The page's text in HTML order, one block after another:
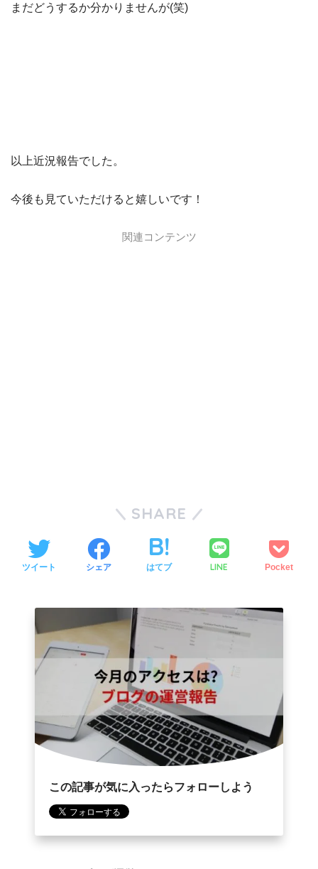
まだどうするか分かりませんが(笑)
以上近況報告でした。
今後も見ていただけると嬉しいです！
関連コンテンツ
SHARE
ツイート シェア はてブ LINE Pocket
この記事が気に入ったらフォローしよう